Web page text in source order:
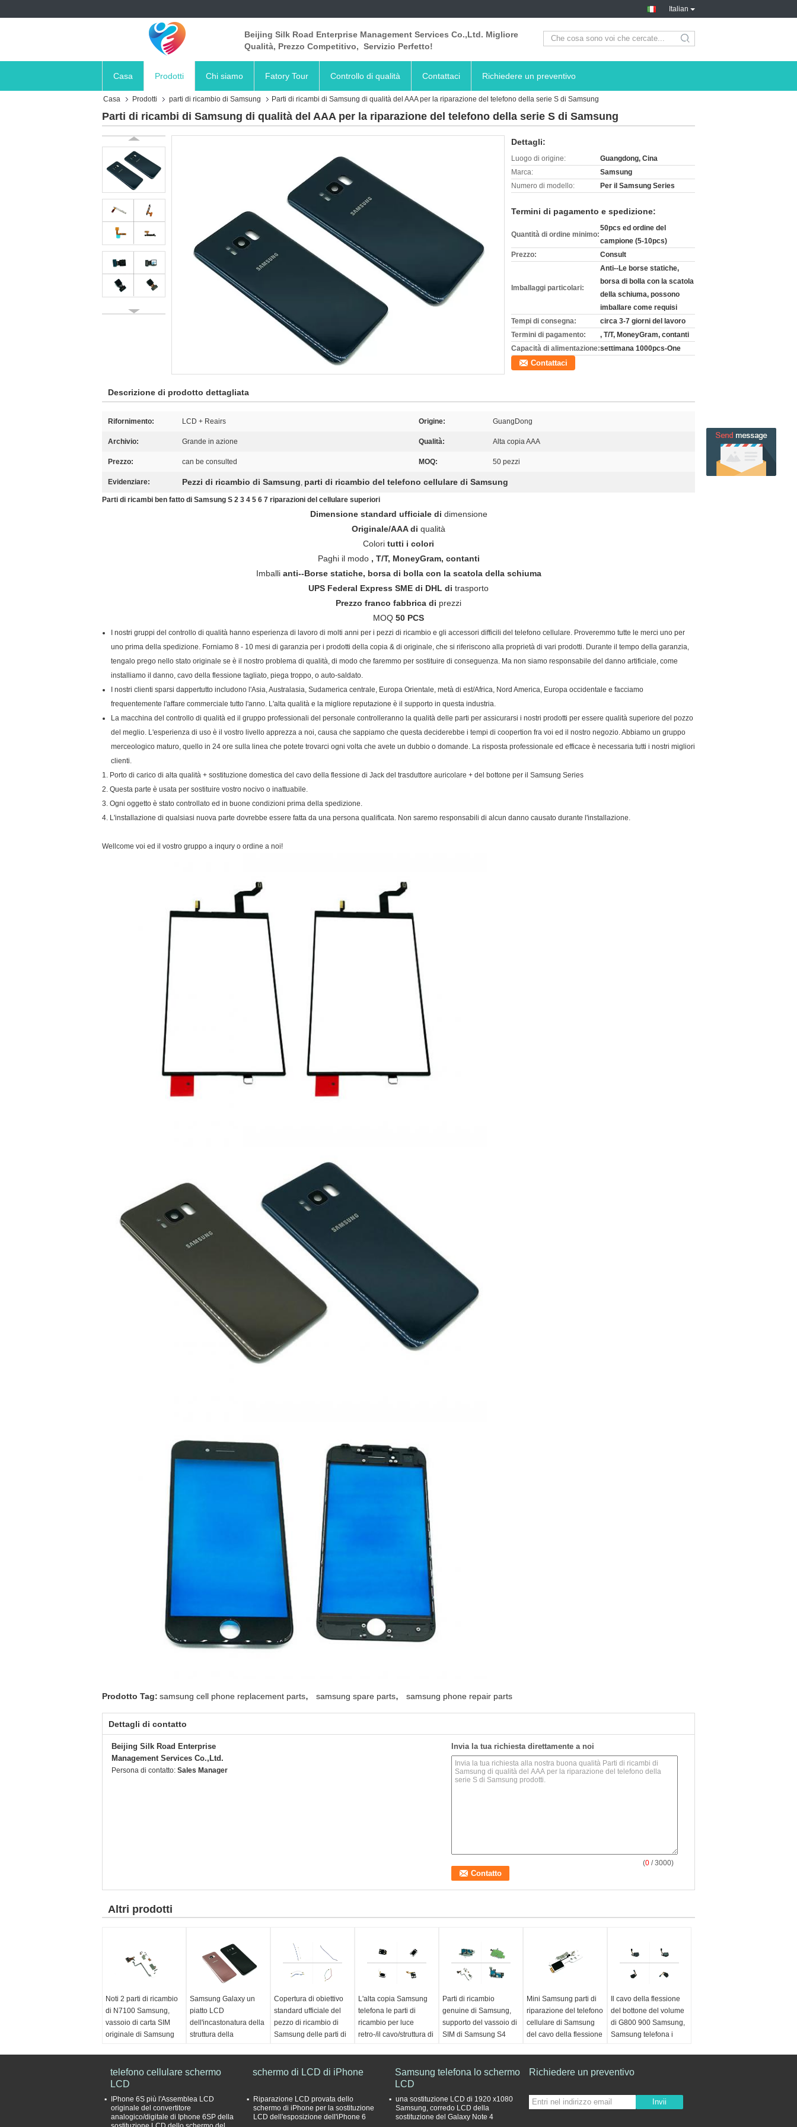
Italian
Beijing Silk Road Enterprise Management Services Co.,Ltd. Migliore
Qualità, Prezzo Competitivo, Servizio Perfetto!
search
Casa Prodotti Chi siamo Fatory Tour Controllo di qualità Contattaci Richiedere un preventivo
Casa Prodotti parti di ricambio di Samsung Parti di ricambi di Samsung di qualità del AAA per la riparazione del telefono della serie S di Samsung
Parti di ricambi di Samsung di qualità del AAA per la riparazione del telefono della serie S di Samsung
Dettagli:
Luogo di origine:
Guangdong, Cina
Marca:
Samsung
Numero di modello:
Per il Samsung Series
Termini di pagamento e spedizione:
Quantità di ordine minimo:
50pcs ed ordine del
campione (5-10pcs)
Prezzo:
Consult
Imballaggi particolari:
Anti--Le borse statiche,
borsa di bolla con la scatola
della schiuma, possono
imballare come requisi
Tempi di consegna:
circa 3-7 giorni del lavoro
Termini di pagamento:
, T/T, MoneyGram, contanti
Capacità di alimentazione:settimana 1000pcs-One
Contattaci
Descrizione di prodotto dettagliata
Rifornimento: LCD + Reairs Origine: GuangDong
Archivio: Grande in azione Qualità: Alta copia AAA
Prezzo: can be consulted MOQ: 50 pezzi
Evidenziare: Pezzi di ricambio di Samsung, parti di ricambio del telefono cellulare di Samsung
Parti di ricambi ben fatto di Samsung S 2 3 4 5 6 7 riparazioni del cellulare superiori
Dimensione standard ufficiale di dimensione
Originale/AAA di qualità
Colori tutti i colori
Paghi il modo , T/T, MoneyGram, contanti
Imballi anti--Borse statiche, borsa di bolla con la scatola della schiuma
UPS Federal Express SME di DHL di trasporto
Prezzo franco fabbrica di prezzi
MOQ 50 PCS
I nostri gruppi del controllo di qualità hanno esperienza di lavoro di molti anni per i pezzi di ricambio e gli accessori difficili del telefono cellulare. Proveremmo tutte le merci uno per
uno prima della spedizione. Forniamo 8 - 10 mesi di garanzia per i prodotti della copia & di originale, che si riferiscono alla proprietà di vari prodotti. Durante il tempo della garanzia,
tengalo prego nello stato originale se è il nostro problema di qualità, di modo che faremmo per sostituire di conseguenza. Ma non siamo responsabile del danno artificiale, come
installiamo il danno, cavo della flessione tagliato, piega troppo, o auto-saldato.
I nostri clienti sparsi dappertutto includono l'Asia, Australasia, Sudamerica centrale, Europa Orientale, metà di est/Africa, Nord America, Europa occidentale e facciamo
frequentemente l'affare commerciale tutto l'anno. L'alta qualità e la migliore reputazione è il supporto in questa industria.
La macchina del controllo di qualità ed il gruppo professionali del personale controlleranno la qualità delle parti per assicurarsi i nostri prodotti per essere qualità superiore del pozzo
del meglio. L'esperienza di uso è il vostro livello apprezza a noi, causa che sappiamo che questa deciderebbe i tempi di coopertion fra voi ed il nostro negozio. Abbiamo un gruppo
merceologico maturo, quello in 24 ore sulla linea che potete trovarci ogni volta che avete un dubbio o domande. La risposta professionale ed efficace è necessaria tutti i nostri migliori
clienti.
1. Porto di carico di alta qualità + sostituzione domestica del cavo della flessione di Jack del trasduttore auricolare + del bottone per il Samsung Series
2. Questa parte è usata per sostituire vostro nocivo o inattuabile.
3. Ogni oggetto è stato controllato ed in buone condizioni prima della spedizione.
4. L'installazione di qualsiasi nuova parte dovrebbe essere fatta da una persona qualificata. Non saremo responsabili di alcun danno causato durante l'installazione.
Wellcome voi ed il vostro gruppo a inqury o ordine a noi!
Prodotto Tag: samsung cell phone replacement parts, samsung spare parts, samsung phone repair parts
Dettagli di contatto
Beijing Silk Road Enterprise
Management Services Co.,Ltd.
Persona di contatto: Sales Manager
Invia la tua richiesta direttamente a noi
(0 / 3000)
Altri prodotti
Noti 2 parti di ricambio
di N7100 Samsung,
vassoio di carta SIM
originale di Samsung
Qualità:OEM genuino
Campione:
per accettare l'ordine
dei campioni
Pagamento:
Samsung Galaxy un
piatto LCD
dell'incastonatura della
struttura della
qc:Provi uno per uno
gruppo del controllo di
qualità
Archivio:Grande in
Copertura di obiettivo
standard ufficiale del
pezzo di ricambio di
Samsung delle parti di
garanzia
azione
Qualità:Originale/su
copia AAA
L'alta copia Samsung
telefona le parti di
ricambio per luce
retro-/il cavo/struttura di
di Samsung
Originale/su
Prezzo:
can be
consulted
Parti di ricambio
genuine di Samsung,
supporto del vassoio di
SIM di Samsung S4
Condizione: 100%
Dimensioni:misura di
100%
Mini Samsung parti di
riparazione del telefono
cellulare di Samsung
del cavo della flessione
Garanzia:mezza
spedizione:Da DHL,
Fedex, UPS, richiede i
Il cavo della flessione
del bottone del volume
di G800 900 Samsung,
Samsung telefona i
Qualità:
Campione:Acconsenta
per accettare l'ordine
telefono cellulare schermo
LCD
IPhone 6S più l'Assemblea LCD
originale del convertitore
analogico/digitale di Iphone 6SP della
schermo di LCD di iPhone
Riparazione LCD provata dello
schermo di iPhone per la sostituzione
LCD dell'esposizione dell'iPhone 6
Samsung telefona lo schermo
LCD
una sostituzione LCD di 1920 x1080
Samsung, corredo LCD della
sostituzione del Galaxy Note 4
Richiedere un preventivo
Invii